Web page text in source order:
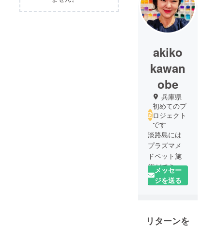
akiko
kawan
obe
兵庫県
初めてのプ
ロジェクト
です
淡路島には
プラズマメ
ドベット施
術ができる
サロンはな
く、私は心
るセラピス
メッセー
ジを送る
リターンを